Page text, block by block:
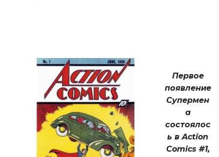
Первое
появление
Супермен
а
состоялос
ь в Action
Comics #1,